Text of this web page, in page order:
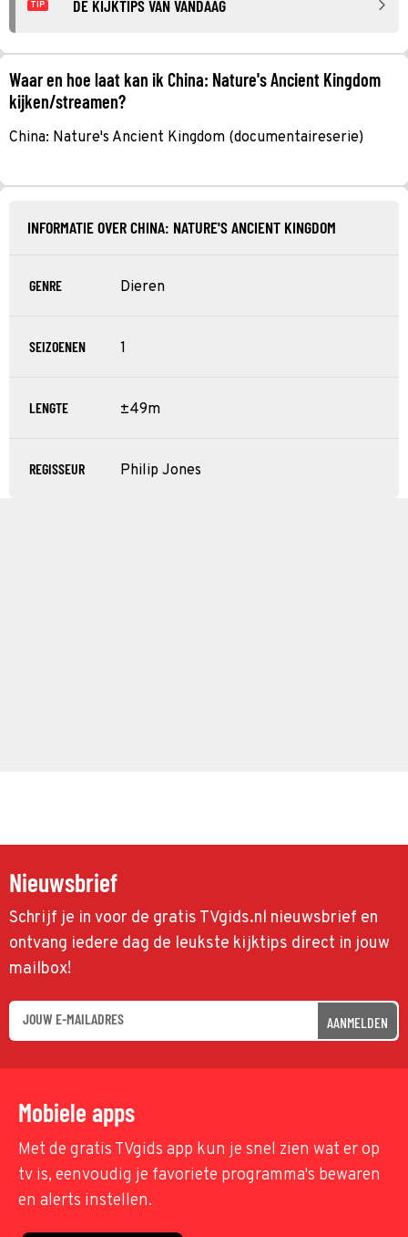
TIP DE KIJKTIPS VAN VANDAAG
Waar en hoe laat kan ik China: Nature's Ancient Kingdom
kijken/streamen?
China: Nature's Ancient Kingdom (documentaireserie)
INFORMATIE OVER CHINA: NATURE'S ANCIENT KINGDOM
GENRE Dieren
SEIZOENEN 1
LENGTE ±49m
REGISSEUR Philip Jones
Nieuwsbrief
Schrijf je in voor de gratis TVgids.nl nieuwsbrief en
ontvang iedere dag de leukste kijktips direct in jouw
mailbox!
AANMELDEN
Mobiele apps
Met de gratis TVgids app kun je snel zien wat er op
tv is, eenvoudig je favoriete programma's bewaren
en alerts instellen.